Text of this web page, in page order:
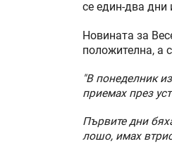
се един-два дни
Новината за
положителна, а
"В понеделник
приемах през
Първите дни
лошо, имах